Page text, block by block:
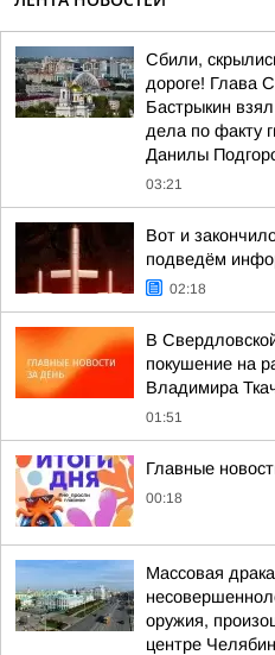
Сбили,
дороге! Глава
Бастрыкин
дела по факту
Данилы
03:21
Вот и
подведём
02:18
В
покушение на
Владимира
01:51
Главные
00:18
Массовая
оружия,
центре